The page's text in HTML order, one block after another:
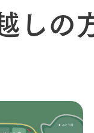
しの